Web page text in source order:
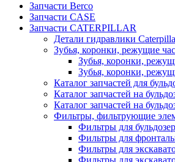
Запчасти Berco
Запчасти CASE
Запчасти CATERPILLAR
Детали гидравлики
Зубья, коронки, режущие
Зубья, коронки,
Зубья, коронки,
Каталог запчастей для
Каталог запчастей на
Каталог запчастей на
Фильтры, фильтрующие
Фильтры для
Фильтры для
Фильтры для
Фильтры для